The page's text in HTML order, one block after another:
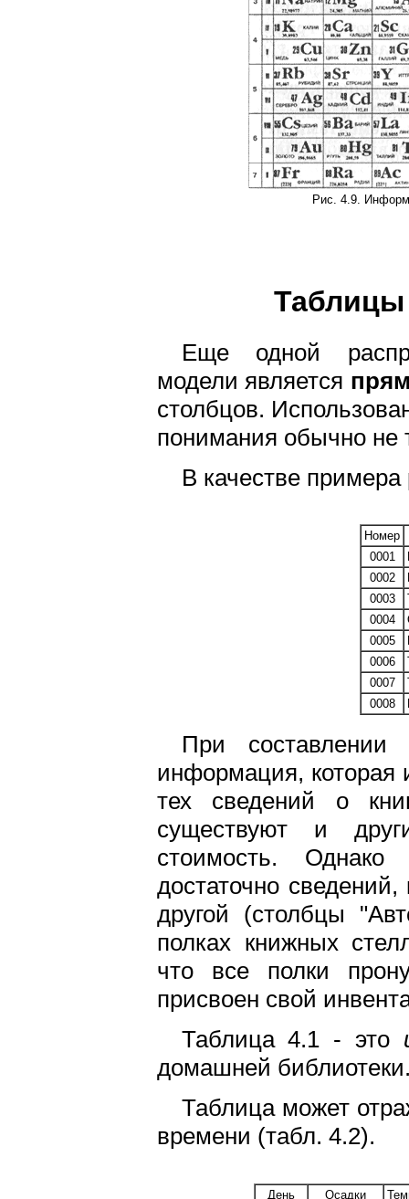
Рис. 4.9.
Таблицы
Еще одной
модели является
столбцов.
понимания обычно не
В качестве
Номер
0001
0002
0003
0004
0005
0006
0007
0008
При
информация, которая
тех сведений о
существуют и
стоимость.
достаточно
другой (столбцы
полках книжных
что все полки
присвоен свой
Таблица 4.1 - это
домашней
Таблица может
времени (табл. 4.2).
День Осадки